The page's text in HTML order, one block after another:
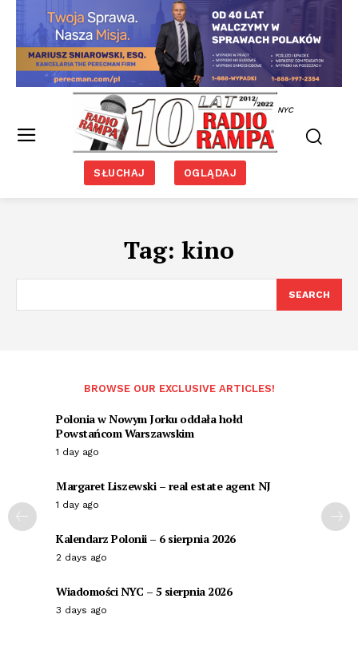
NYC
SŁUCHAJ OGLĄDAJ
Tag: kino
SEARCH
BROWSE OUR EXCLUSIVE ARTICLES!
Polonia w Nowym Jorku oddała hołd
Powstańcom Warszawskim
1 day ago
Margaret Liszewski – real estate agent NJ
1 day ago
Kalendarz Polonii – 6 sierpnia 2026
2 days ago
Wiadomości NYC – 5 sierpnia 2026
3 days ago